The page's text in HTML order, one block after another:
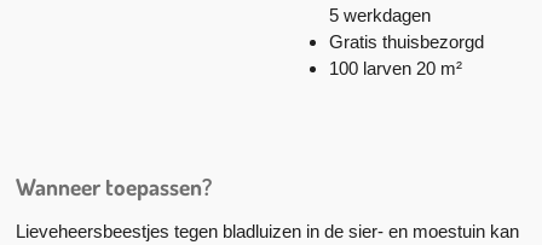
5 werkdagen
Gratis thuisbezorgd
100 larven 20 m²
Wanneer toepassen?
Lieveheersbeestjes tegen bladluizen in de sier- en moestuin kan